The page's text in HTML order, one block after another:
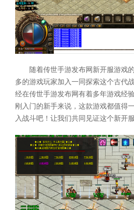
随着传世手游发布网新开服游戏
多的游戏玩家加入一同探索这个古代
经在传世手游发布网有着多年游戏经
刚入门的新手来说，这款游戏都值得
入战斗吧！让我们共同见证这个新开